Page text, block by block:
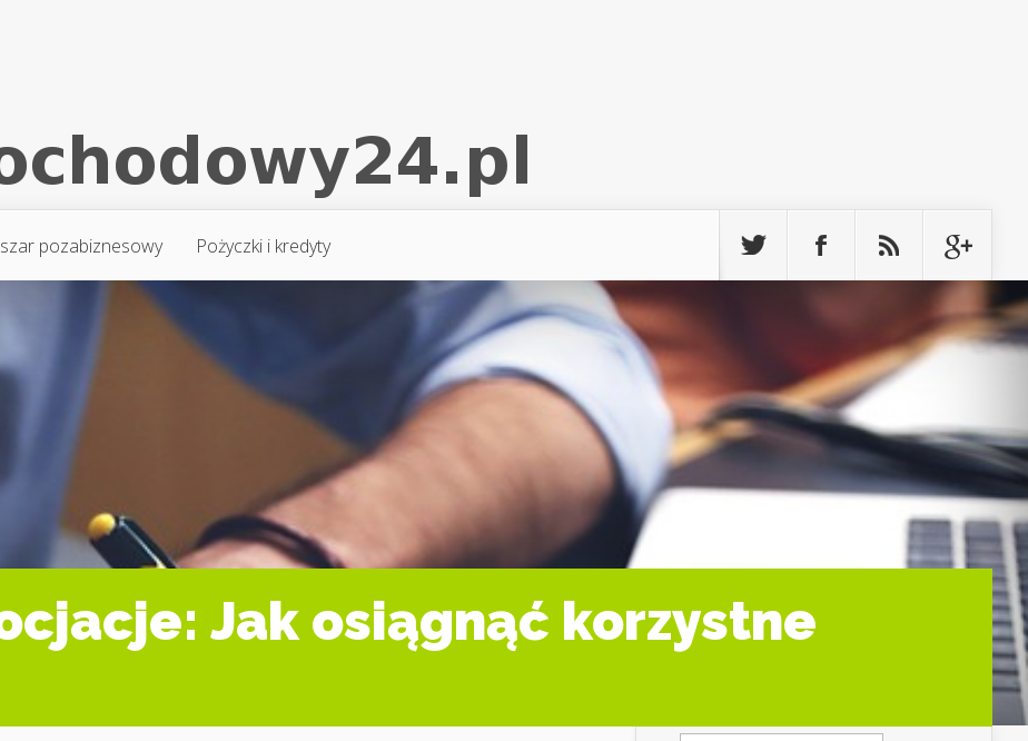
pozabiznesowy Pożyczki i kredyty
Jak osiągnąć korzystne
Szukaj: